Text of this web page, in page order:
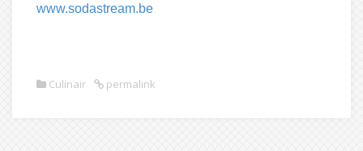
www.sodastream.be
Culinair permalink